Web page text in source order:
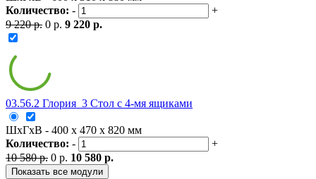
Количество: -
+
9 220 р. 0 р. 9 220 р.
03.56.2 Глория_3 Стол с 4-мя ящиками
ШxГxВ - 400 x 470 x 820 мм
Количество: -
+
10 580 р. 0 р. 10 580 р.
Показать все модули